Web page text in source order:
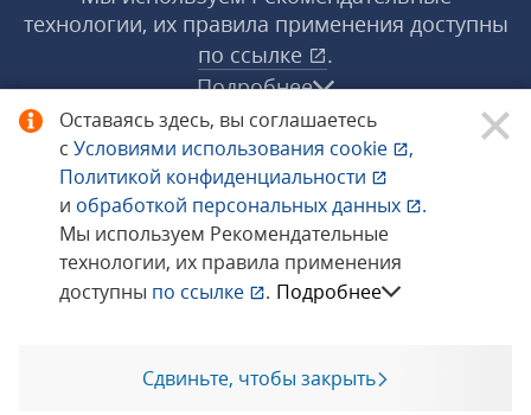
Оставаясь здесь, вы соглашаетесь
с Условиями использования cookie
,
Политикой конфиденциальности
и обработкой персональных данных
.
Мы используем Рекомендательные
технологии, их правила применения
доступны по ссылке . Подробнее
Сдвиньте, чтобы закрыть
технологии, их правила применения доступны
по ссылке
.
Подробнее
© 1998−2026 «1С‑Рарус» ®. Все права
защищены.
Сообщить об ошибке
Позвоните мне